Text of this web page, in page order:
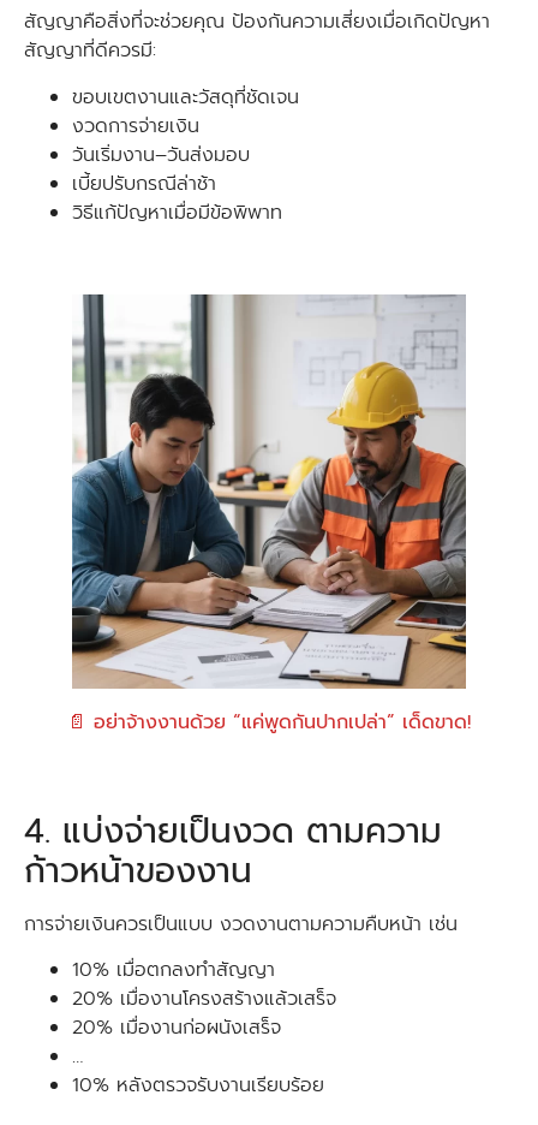
สัญญาคือสิ่งที่จะช่วยคุณ ป้องกันความเสี่ยงเมื่อเกิดปัญหา
สัญญาที่ดีควรมี:
ขอบเขตงานและวัสดุที่ชัดเจน
งวดการจ่ายเงิน
วันเริ่มงาน–วันส่งมอบ
เบี้ยปรับกรณีล่าช้า
วิธีแก้ปัญหาเมื่อมีข้อพิพาท
📄 อย่าจ้างงานด้วย “แค่พูดกันปากเปล่า” เด็ดขาด!
4. แบ่งจ่ายเป็นงวด ตามความ
ก้าวหน้าของงาน
การจ่ายเงินควรเป็นแบบ งวดงานตามความคืบหน้า เช่น
10% เมื่อตกลงทำสัญญา
20% เมื่องานโครงสร้างแล้วเสร็จ
20% เมื่องานก่อผนังเสร็จ
…
10% หลังตรวจรับงานเรียบร้อย